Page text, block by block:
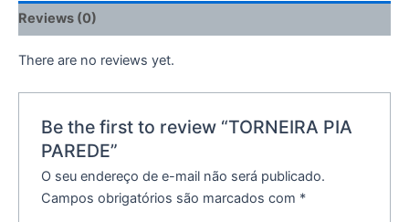
Reviews (0)
There are no reviews yet.
Be the first to review “TORNEIRA PIA
PAREDE”
O seu endereço de e-mail não será publicado.
Campos obrigatórios são marcados com *